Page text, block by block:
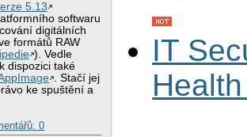
5.13
softwaru
digitálních
formátů RAW
). Vedle
dispozici také
. Stačí jej
ke spuštění a
0
IT